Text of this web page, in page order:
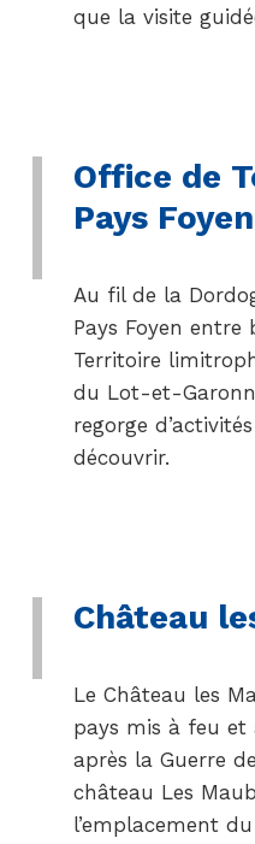
que la visite
Office de
Pays Foyen
Au fil de la
Pays Foyen entre
Territoire
du Lot-et-
regorge
découvrir.
Château
Le Château les
pays mis à feu
après la Guerre
château Les
l’emplacement